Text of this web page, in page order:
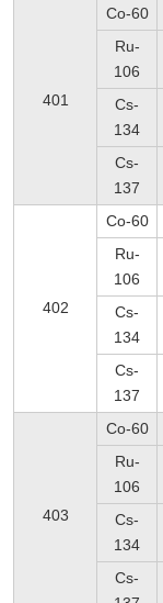
401
Co-60
Ru-
106
Cs-
134
Cs-
137
402
Co-60
Ru-
106
Cs-
134
Cs-
137
403
Co-60
Ru-
106
Cs-
134
Cs-